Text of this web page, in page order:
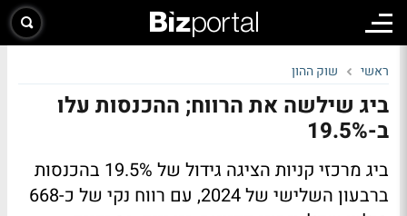
ראשי שוק ההון
ביג שילשה את הרווח; ההכנסות עלו
ב-19.5%
ביג מרכזי קניות הציגה גידול של 19.5% בהכנסות
ברבעון השלישי של 2024, עם רווח נקי של כ-668